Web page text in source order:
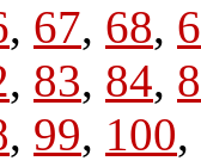
, 67, 68,
, 83, 84,
, 99, 100,